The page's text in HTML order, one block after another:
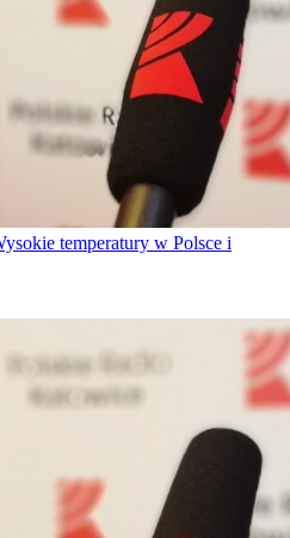
temperatury w Polsce i